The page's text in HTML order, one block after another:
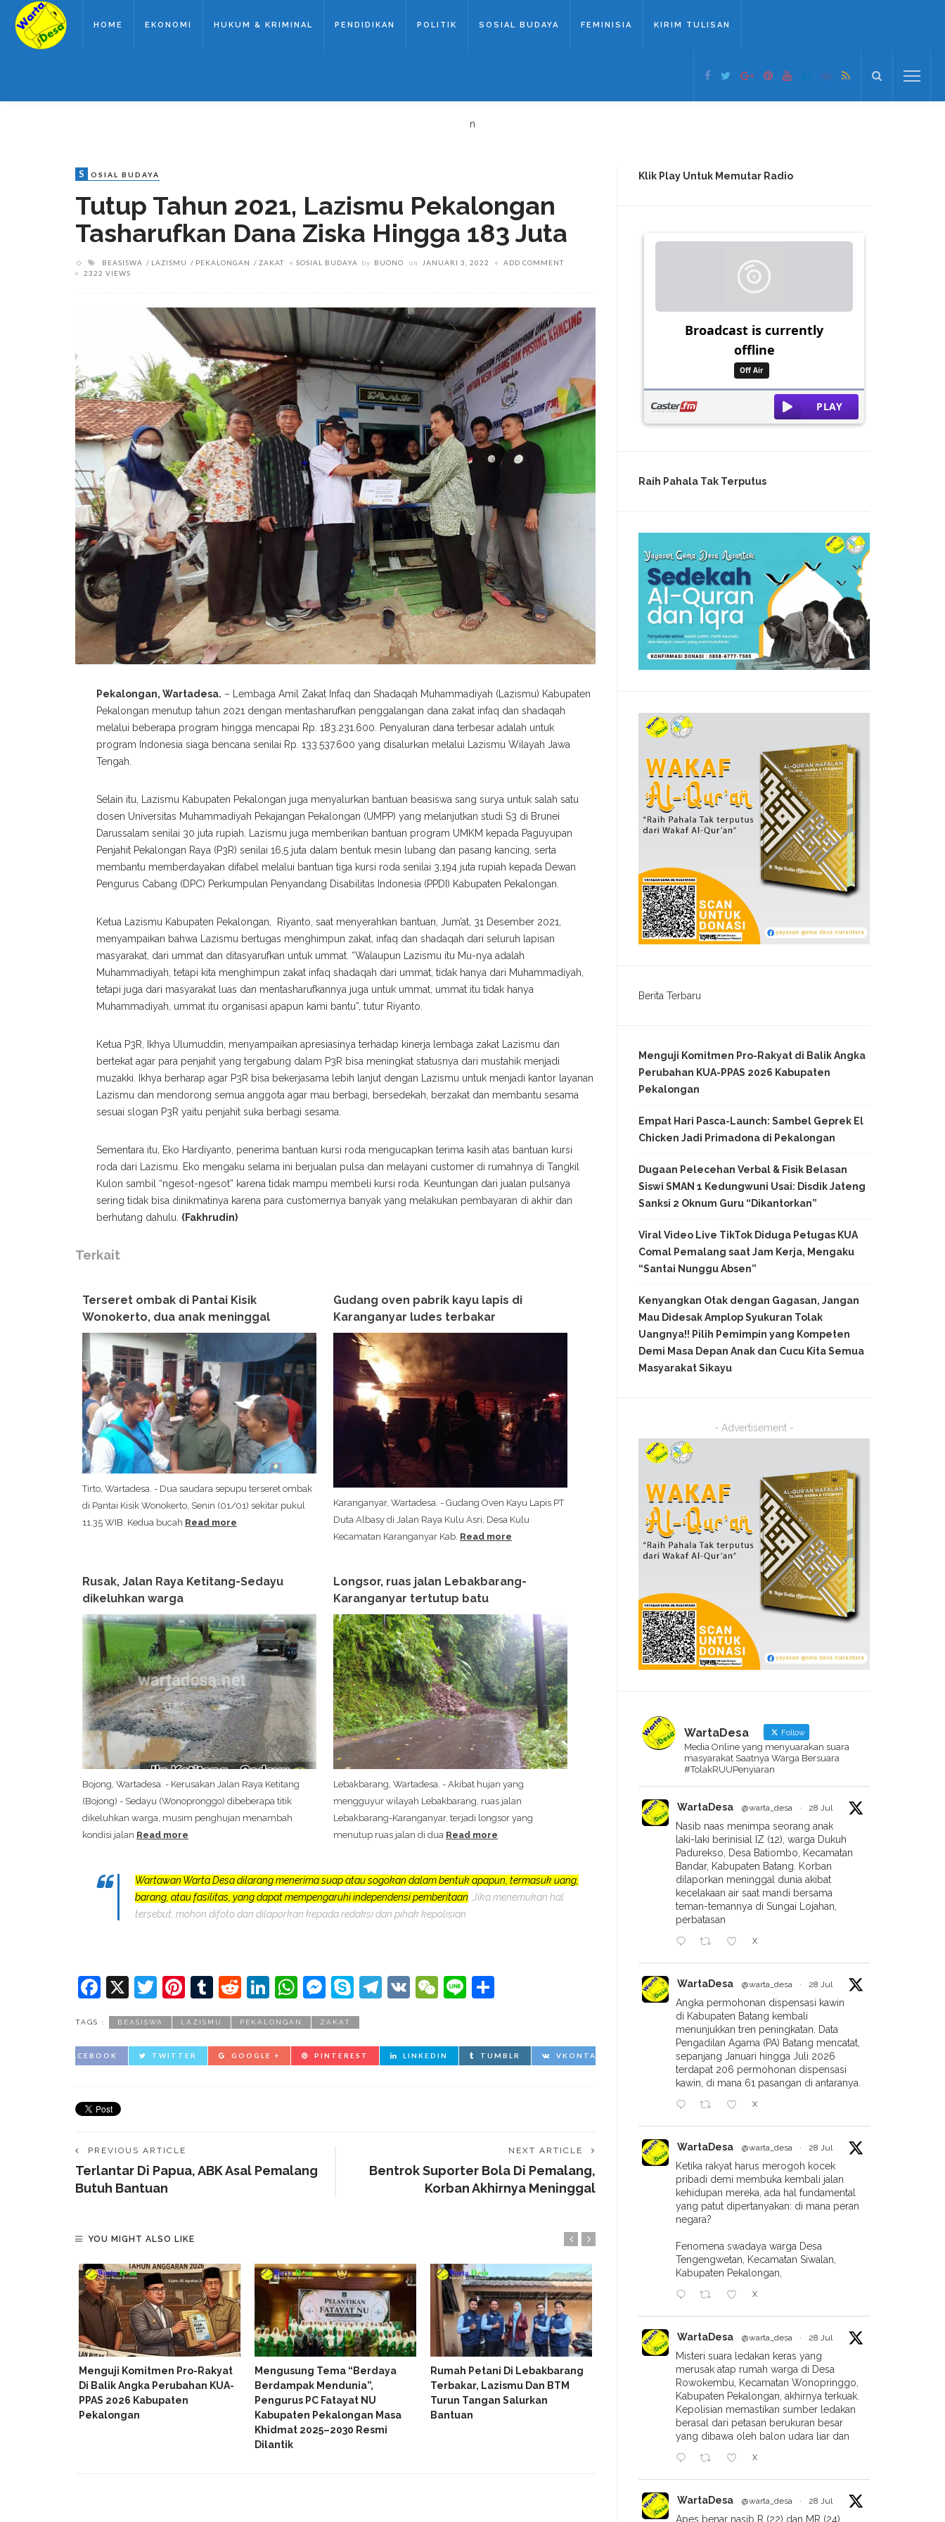
HOME EKONOMI HUKUM & KRIMINAL PENDIDIKAN POLITIK SOSIAL BUDAYA FEMINISIA KIRIM TULISAN
n
S OSIAL BUDAYA
Tutup Tahun 2021, Lazismu Pekalongan
Tasharufkan Dana Ziska Hingga 183 Juta
BEASISWA LAZISMU PEKALONGAN ZAKAT SOSIAL BUDAYA by BUONO on JANUARI 3, 2022
ADD COMMENT
2322 VIEWS
Pekalongan, Wartadesa. – Lembaga Amil Zakat Infaq dan Shadaqah Muhammadiyah (Lazismu) Kabupaten
Pekalongan menutup tahun 2021 dengan mentasharufkan penggalangan dana zakat infaq dan shadaqah
melalui beberapa program hingga mencapai Rp. 183.231.600. Penyaluran dana terbesar adalah untuk
program Indonesia siaga bencana senilai Rp. 133.537.600 yang disalurkan melalui Lazismu Wilayah Jawa
Tengah.
Selain itu, Lazismu Kabupaten Pekalongan juga menyalurkan bantuan beasiswa sang surya untuk salah satu
dosen Universitas Muhammadiyah Pekajangan Pekalongan (UMPP) yang melanjutkan studi S3 di Brunei
Darussalam senilai 30 juta rupiah. Lazismu juga memberikan bantuan program UMKM kepada Paguyupan
Penjahit Pekalongan Raya (P3R) senilai 16,5 juta dalam bentuk mesin lubang dan pasang kancing, serta
membantu memberdayakan difabel melalui bantuan tiga kursi roda senilai 3,194 juta rupiah kepada Dewan
Pengurus Cabang (DPC) Perkumpulan Penyandang Disabilitas Indonesia (PPDI) Kabupaten Pekalongan.
Ketua Lazismu Kabupaten Pekalongan, Riyanto, saat menyerahkan bantuan, Jum’at, 31 Desember 2021,
menyampaikan bahwa Lazismu bertugas menghimpun zakat, infaq dan shadaqah dari seluruh lapisan
masyarakat, dari ummat dan ditasyarufkan untuk ummat. “Walaupun Lazismu itu Mu-nya adalah
Muhammadiyah, tetapi kita menghimpun zakat infaq shadaqah dari ummat, tidak hanya dari Muhammadiyah,
tetapi juga dari masyarakat luas dan mentasharufkannya juga untuk ummat, ummat itu tidak hanya
Muhammadiyah, ummat itu organisasi apapun kami bantu”, tutur Riyanto.
Ketua P3R, Ikhya Ulumuddin, menyampaikan apresiasinya terhadap kinerja lembaga zakat Lazismu dan
bertekat agar para penjahit yang tergabung dalam P3R bisa meningkat statusnya dari mustahik menjadi
muzakki. Ikhya berharap agar P3R bisa bekerjasama lebih lanjut dengan Lazismu untuk menjadi kantor layanan
Lazismu dan mendorong semua anggota agar mau berbagi, bersedekah, berzakat dan membantu sesama
sesuai slogan P3R yaitu penjahit suka berbagi sesama.
Sementara itu, Eko Hardiyanto, penerima bantuan kursi roda mengucapkan terima kasih atas bantuan kursi
roda dari Lazismu. Eko mengaku selama ini berjualan pulsa dan melayani customer di rumahnya di Tangkil
Kulon sambil “ngesot-ngesot” karena tidak mampu membeli kursi roda. Keuntungan dari jualan pulsanya
sering tidak bisa dinikmatinya karena para customernya banyak yang melakukan pembayaran di akhir dan
berhutang dahulu. (Fakhrudin)
Terkait
Terseret ombak di Pantai Kisik
Wonokerto, dua anak meninggal
Tirto, Wartadesa. - Dua saudara sepupu terseret ombak
di Pantai Kisik Wonokerto, Senin (01/01) sekitar pukul
11.35 WIB. Kedua bucah Read more
Gudang oven pabrik kayu lapis di
Karanganyar ludes terbakar
Karanganyar, Wartadesa. - Gudang Oven Kayu Lapis PT
Duta Albasy di Jalan Raya Kulu Asri, Desa Kulu
Kecamatan Karanganyar Kab. Read more
Rusak, Jalan Raya Ketitang-Sedayu
dikeluhkan warga
Bojong, Wartadesa. - Kerusakan Jalan Raya Ketitang
(Bojong) - Sedayu (Wonopronggo) dibeberapa titik
dikeluhkan warga, musim penghujan menambah
kondisi jalan Read more
Longsor, ruas jalan Lebakbarang-
Karanganyar tertutup batu
Lebakbarang, Wartadesa. - Akibat hujan yang
mengguyur wilayah Lebakbarang, ruas jalan
Lebakbarang-Karanganyar, terjadi longsor yang
menutup ruas jalan di dua Read more
Wartawan Warta Desa dilarang menerima suap atau sogokan dalam bentuk apapun, termasuk uang,
barang, atau fasilitas, yang dapat mempengaruhi independensi pemberitaan . Jika menemukan hal
tersebut, mohon difoto dan dilaporkan kepada redaksi dan pihak kepolisian
Facebook
X Twitter
Pinterest
Tumblr
Reddit
LinkedIn
WhatsApp
Messenger
Skype
Telegram
VK WeChat
Line
TAGS : BEASISWA LAZISMU PEKALONGAN ZAKAT
FACEBOOK TWITTER GOOGLE + PINTEREST LINKEDIN TUMBLR VKONTAKTE
PREVIOUS ARTICLE
Terlantar Di Papua, ABK Asal Pemalang
Butuh Bantuan
NEXT ARTICLE
Bentrok Suporter Bola Di Pemalang,
Korban Akhirnya Meninggal
YOU MIGHT ALSO LIKE
Menguji Komitmen Pro-Rakyat
Di Balik Angka Perubahan KUA-
PPAS 2026 Kabupaten
Pekalongan
Mengusung Tema “Berdaya
Berdampak Mendunia”,
Pengurus PC Fatayat NU
Kabupaten Pekalongan Masa
Khidmat 2025–2030 Resmi
Dilantik
Rumah Petani Di Lebakbarang
Terbakar, Lazismu Dan BTM
Turun Tangan Salurkan
Bantuan
Tak Ingin Santai Setelah
Himpun 24,6 Miliar, LAZISMU
Pekalongan Canangkan 4
Program Unggulan
Jaga Transparansi Dana Umat,
KAP Abdul Hamid Dan Rekan
Audit Laporan Keuangan
LAZISMU Pekalongan Tahun
Buku 2025
Klik Play Untuk Memutar Radio
Raih Pahala Tak Terputus
Berita Terbaru
Menguji Komitmen Pro-Rakyat di Balik Angka
Perubahan KUA-PPAS 2026 Kabupaten
Pekalongan
Empat Hari Pasca-Launch: Sambel Geprek El
Chicken Jadi Primadona di Pekalongan
Dugaan Pelecehan Verbal & Fisik Belasan
Siswi SMAN 1 Kedungwuni Usai: Disdik Jateng
Sanksi 2 Oknum Guru “Dikantorkan”
Viral Video Live TikTok Diduga Petugas KUA
Comal Pemalang saat Jam Kerja, Mengaku
“Santai Nunggu Absen”
Kenyangkan Otak dengan Gagasan, Jangan
Mau Didesak Amplop Syukuran Tolak
Uangnya!! Pilih Pemimpin yang Kompeten
Demi Masa Depan Anak dan Cucu Kita Semua
Masyarakat Sikayu
- Advertisement -
WartaDesa Follow
Media Online yang menyuarakan suara
masyarakat Saatnya Warga Bersuara
#TolakRUUPenyiaran
WartaDesa @warta_desa · 28 Jul
Nasib naas menimpa seorang anak
laki-laki berinisial IZ (12), warga Dukuh
Padurekso, Desa Batiombo, Kecamatan
Bandar, Kabupaten Batang. Korban
dilaporkan meninggal dunia akibat
kecelakaan air saat mandi bersama
teman-temannya di Sungai Lojahan,
perbatasan
X
WartaDesa @warta_desa · 28 Jul
Angka permohonan dispensasi kawin
di Kabupaten Batang kembali
menunjukkan tren peningkatan. Data
Pengadilan Agama (PA) Batang mencatat,
sepanjang Januari hingga Juli 2026
terdapat 206 permohonan dispensasi
kawin, di mana 61 pasangan di antaranya.
X
WartaDesa @warta_desa · 28 Jul
Ketika rakyat harus merogoh kocek
pribadi demi membuka kembali jalan
kehidupan mereka, ada hal fundamental
yang patut dipertanyakan: di mana peran
negara?
Fenomena swadaya warga Desa
Tengengwetan, Kecamatan Siwalan,
Kabupaten Pekalongan,
X
WartaDesa @warta_desa · 28 Jul
Misteri suara ledakan keras yang
merusak atap rumah warga di Desa
Rowokembu, Kecamatan Wonopringgo,
Kabupaten Pekalongan, akhirnya terkuak.
Kepolisian memastikan sumber ledakan
berasal dari petasan berukuran besar
yang dibawa oleh balon udara liar dan
X
WartaDesa @warta_desa · 28 Jul
Apes benar nasib R (22) dan MR (24).